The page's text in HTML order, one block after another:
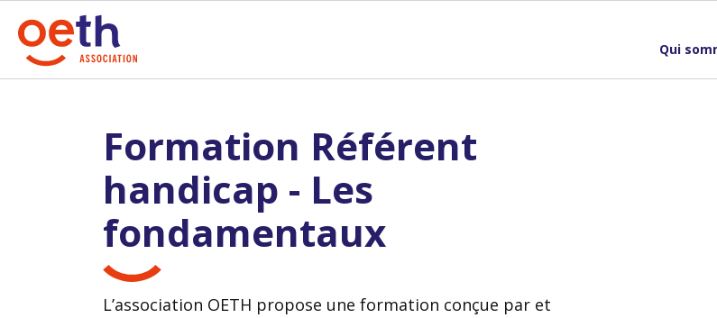
Qui
Formation Référent
handicap - Les
fondamentaux
L’association OETH propose une formation conçue par et